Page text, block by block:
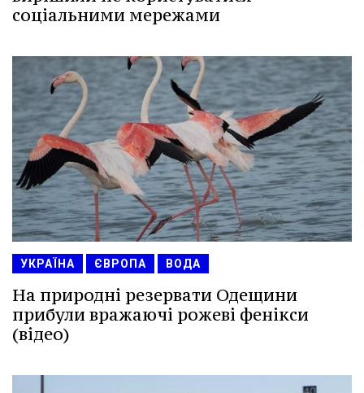
соціальними мережами
УКРАЇНА ЄВРОПА ВОДА
На природні резервати Одещини
прибули вражаючі рожеві фенікси
(відео)